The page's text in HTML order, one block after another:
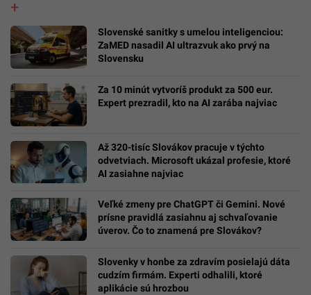
Slovenské sanitky s umelou inteligenciou:
ZaMED nasadil AI ultrazvuk ako prvý na
Slovensku
Za 10 minút vytvoríš produkt za 500 eur.
Expert prezradil, kto na AI zarába najviac
Až 320-tisíc Slovákov pracuje v týchto
odvetviach. Microsoft ukázal profesie, ktoré
AI zasiahne najviac
Veľké zmeny pre ChatGPT či Gemini. Nové
prísne pravidlá zasiahnu aj schvaľovanie
úverov. Čo to znamená pre Slovákov?
Slovenky v honbe za zdravím posielajú dáta
cudzím firmám. Experti odhalili, ktoré
aplikácie sú hrozbou